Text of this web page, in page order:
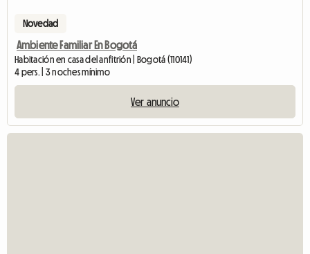
Novedad
Ambiente Familiar En Bogotá
Habitación en casa del anfitrión | Bogotá (110141)
4 pers. | 3 noches mínimo
Ver anuncio